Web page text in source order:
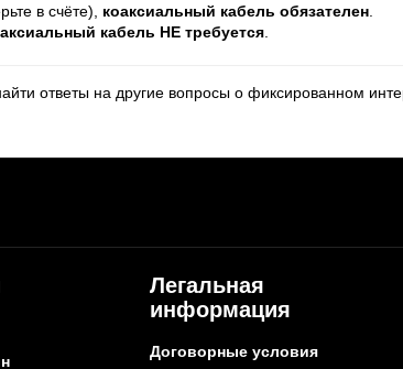
в счёте), коаксиальный кабель обязателен
кабель HE требуется
ответы на другие вопросы о фиксированном
Легальная
информация
Договорные условия